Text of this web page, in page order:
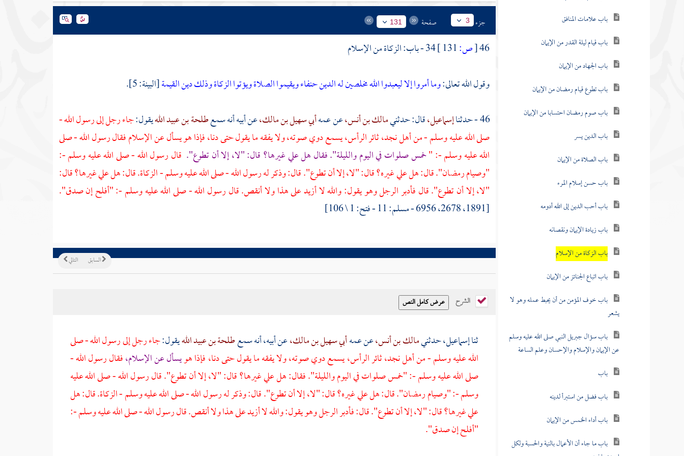
باب علامات المنافق
باب قيام ليلة القدر من الإيمان
باب الجهاد من الإيمان
باب تطوع قيام رمضان من الإيمان
باب صوم رمضان احتسابا من الإيمان
باب الدين يسر
باب الصلاة من الإيمان
باب حسن إسلام المرء
باب أحب الدين إلى الله أدومه
باب زيادة الإيمان ونقصانه
باب الزكاة من الإسلام
باب اتباع الجنائز من الإيمان
باب خوف المؤمن من أن يحبط عمله وهو لا
يشعر
باب سؤال جبريل النبي صلى الله عليه وسلم
عن الإيمان والإسلام والإحسان وعلم الساعة
باب
باب فضل من استبرأ لدينه
باب أداء الخمس من الإيمان
باب ما جاء أن الأعمال بالنية والحسبة ولكل
جزء 3 صفحة 131
46
[ص:
34 - باب: الزكاة من الإسلام
وقول الله تعالى:وما أمروا إلا ليعبدوا الله مخلصين له الدين حنفاء ويقيموا الصلاة ويؤتوا الزكاة وذلك دين القيمة[البينة: 5].
46 - حدثنا
إسماعيل،قال: حدثنيمالك بن أنس،عن عمهأبي سهيل بن مالك،عنأبيهأنه سمعطلحة بن عبيد اللهيقول:جاء رجل إلى رسول الله -
صلى الله عليه وسلم - منأهلنجد،ثائر الرأس، يسمع دوي صوته، ولا يفقه ما يقول حتى دنا، فإذا هو يسأل عن الإسلام فقال رسول الله - صلى
الله عليه وسلم -: "خمس صلوات في اليوم والليلة". فقال هل علي غيرها؟ قال: "لا، إلا أن تطوع". قال رسول الله - صلى الله عليه وسلم -:
"وصيام رمضان". قال: هل علي غيره؟ قال: "لا، إلا أن تطوع". قال: وذكر له رسول الله - صلى الله عليه وسلم - الزكاة. قال: هل علي غيرها؟ قال:
"لا، إلا أن تطوع". قال فأدبر الرجل وهو يقول: والله لا أزيد على هذا ولا أنقص. قال رسول الله - صلى الله عليه وسلم -: "أفلح إن صدق".
[1891، 2678، 6956 - مسلم: 11 - فتح: 1 \ 106]
التالي السابق
الشرح
ثنا إسماعيل، حدثنيمالك بن أنس،عن عمهأبي سهيل بن مالك،عن أبيه، أنه سمعطلحة بن عبيد اللهيقول:جاء رجل إلى رسول الله - صلى
الله عليه وسلم - من أهل نجد، ثائر الرأس، يسمع دوي صوته، ولا يفقه ما يقول حتى دنا، فإذا هويسأل عن الإسلام،فقال رسول الله -
صلى الله عليه وسلم -: "خمس صلوات في اليوم والليلة". فقال: هل علي غيرها؟ قال: "لا، إلا أن تطوع". قال رسول الله - صلى الله عليه
وسلم -: "وصيام رمضان". قال: هل علي غيره؟ قال: "لا، إلا أن تطوع". قال: وذكر له رسول الله - صلى الله عليه وسلم - الزكاة. قال: هل
علي غيرها؟ قال: "لا، إلا أن تطوع". قال: فأدبر الرجل وهو يقول: والله لا أزيد على هذا ولا أنقص. قال رسول الله - صلى الله عليه وسلم -:
"أفلح إن صدق".